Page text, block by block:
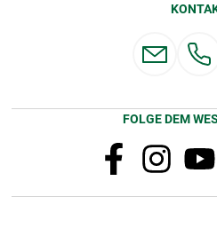
FOLGE DEM